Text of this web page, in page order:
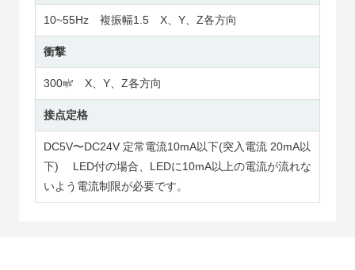
10~55Hz 複振幅1.5 X、Y、Z各方向
衝撃
300㎨ X、Y、Z各方向
接点定格
DC5V〜DC24V 定常電流10mA以下(突入電流 20mA以
下) LED付の場合、LEDに10mA以上の電流が流れな
いよう電流制限が必要です。